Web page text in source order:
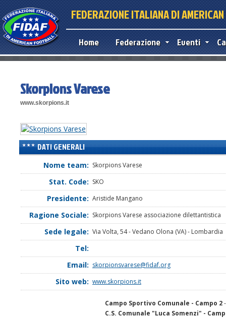
FEDERAZIONE ITALIANA DI
Home Federazione Eventi
Skorpions Varese
www.skorpions.it
DATI GENERALI
Nome team: Skorpions Varese
Stat. Code: SKO
Presidente: Aristide Mangano
Ragione Sociale: Skorpions Varese associazione dilettantistica
Sede legale: Via Volta, 54 - Vedano Olona (VA) - Lombardia
Tel:
Email: skorpionsvarese@fidaf.org
Sito web: www.skorpions.it
Campo Sportivo Comunale - Campo 2
C.S. Comunale "Luca Somenzi" -